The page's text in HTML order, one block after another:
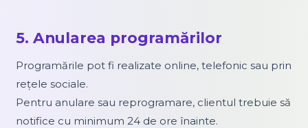
5. Anularea programărilor
Programările pot fi realizate online, telefonic sau prin
rețele sociale.
Pentru anulare sau reprogramare, clientul trebuie să
notifice cu minimum 24 de ore înainte.